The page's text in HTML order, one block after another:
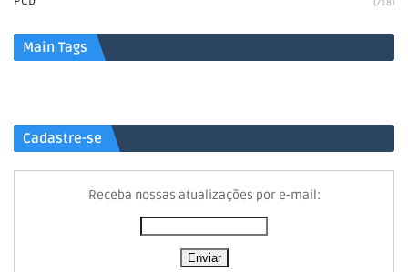
Main Tags
Cadastre-se
Receba nossas atualizações por e-mail: